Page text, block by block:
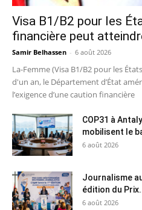
Visa B1/B2 pour les
financière peut
Samir Belhassen - 6 août 2026
La-Femme (Visa B1/B2 pour les
d'un an, le Département d’État
l’exigence d’une caution financière
COP31 à
mobilisent le
6 août 2026
Journalisme
édition du
6 août 2026